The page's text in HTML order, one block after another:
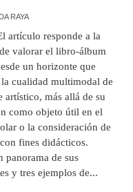
RAYA
artículo responde a la
valorar el libro-álbum
un horizonte que
cualidad multimodal de
artístico, más allá de su
como objeto útil en el
o la consideración de
fines didácticos.
panorama de sus
y tres ejemplos de...